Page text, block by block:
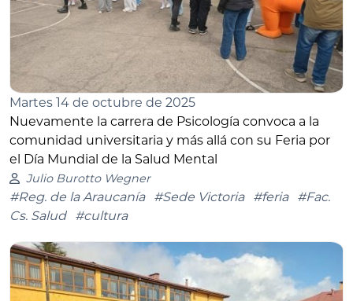
Martes 14 de octubre de 2025
Nuevamente la carrera de Psicología convoca a la
comunidad universitaria y más allá con su Feria por
el Día Mundial de la Salud Mental
Julio Burotto Wegner
#Reg. de la Araucanía #Sede Victoria #feria
#Fac.
Cs. Salud
#cultura